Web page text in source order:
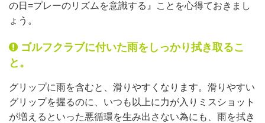
の日=プレーのリズムを意識する』ことを心得ておきまし
ょう。
ゴルフクラブに付いた雨をしっかり拭き取るこ
と。
グリップに雨を含むと、滑りやすくなります。滑りやすい
グリップを握るのに、いつも以上に力が入りミスショット
が増えるといった悪循環を生み出さない為にも、雨を拭き